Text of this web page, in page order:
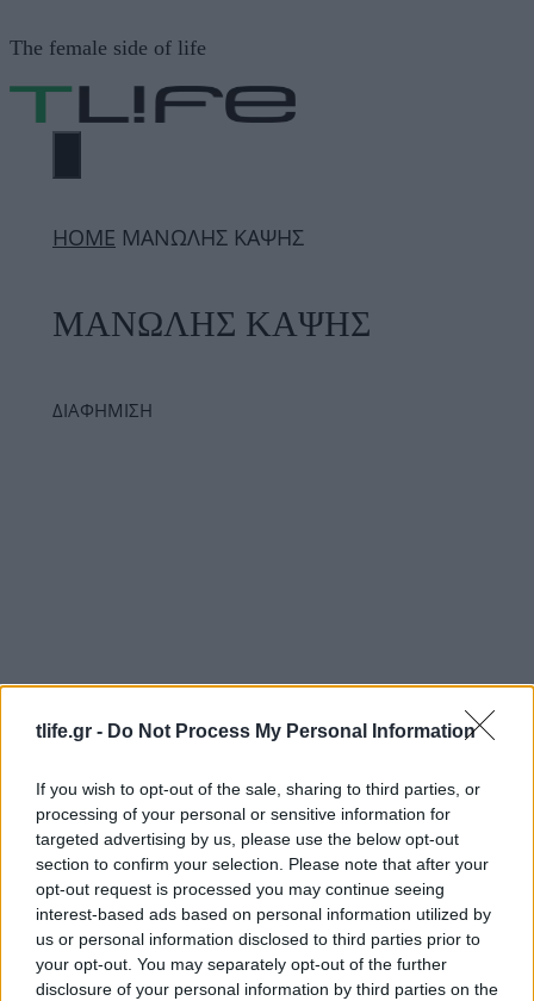
tlife.gr - Do Not Process My Personal Information
If you wish to opt-out of the sale, sharing to third parties, or
processing of your personal or sensitive information for
targeted advertising by us, please use the below opt-out
section to confirm your selection. Please note that after your
opt-out request is processed you may continue seeing
interest-based ads based on personal information utilized by
us or personal information disclosed to third parties prior to
your opt-out. You may separately opt-out of the further
disclosure of your personal information by third parties on the
σε
περιεχόμενο
The female side of life
ΜΕΝΟΎ
ΗΟΜΕ ΜΑΝΩΛΗΣ ΚΑΨΗΣ
ΜΑΝΩΛΗΣ ΚΑΨΗΣ
ΔΙΑΦΗΜΙΣΗ
Μανόλης Καψής: Η “κρυφή” σχέση του
δημοσιογράφου – Η γυναίκα που του έχει
κλέψει την καρδιά
News
Δεν βγαίνει τελικά σήμερα μεσημβρινό
δελτίο στο Mega! Το μήνυμα του Μανώλη
Καψή…